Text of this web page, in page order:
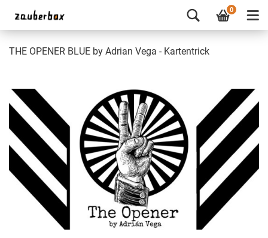
0
THE OPENER BLUE by Adrian Vega - Kartentrick